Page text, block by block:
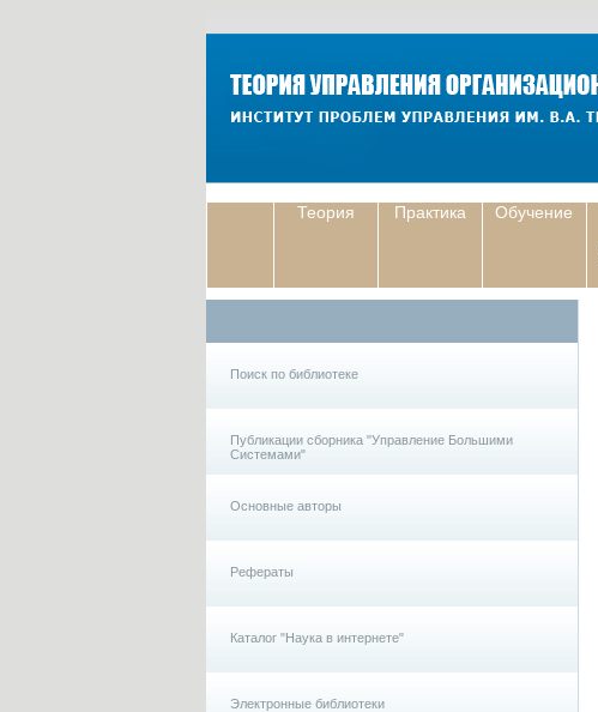
Теория Практика Обучение
Поиск по библиотеке
Публикации сборника "Управление Большими
Системами"
Основные авторы
Рефераты
Каталог "Наука в интернете"
Электронные библиотеки